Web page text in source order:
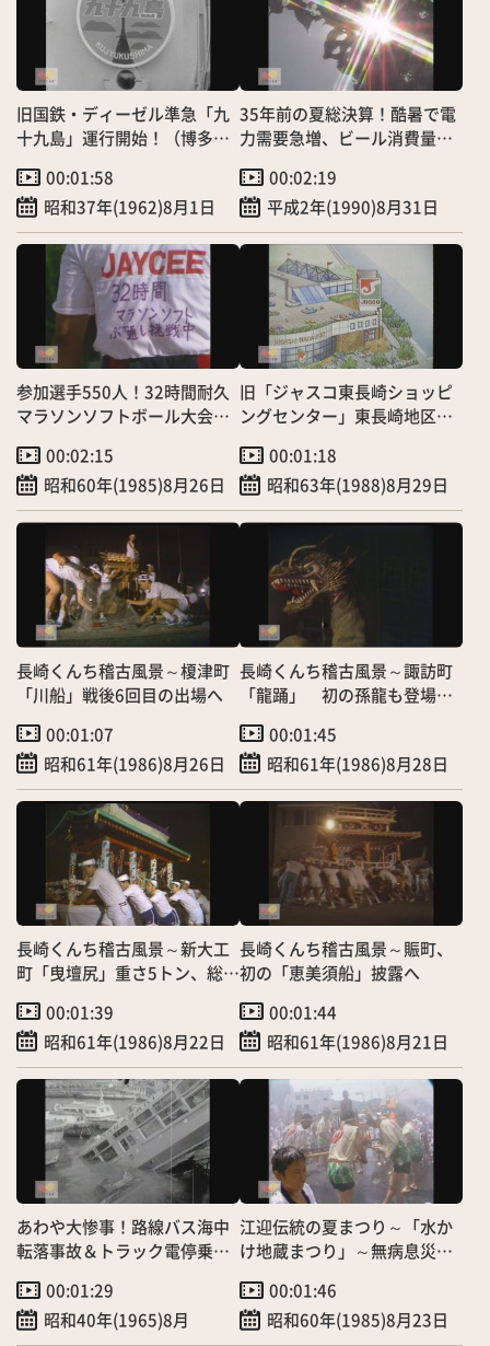
旧国鉄・ディーゼル準急「九
十九島」運行開始！（博多～
00:01:58
昭和37年(1962)8月1日
35年前の夏総決算！酷暑で電
力需要急増、ビール消費量ウ
00:02:19
平成2年(1990)8月31日
参加選手550人！32時間耐久
マラソンソフトボール大会～
303－284 市民チーム」
00:02:15
昭和60年(1985)8月26日
旧「ジャスコ東長崎ショッピ
ングセンター」東長崎地区に
00:01:18
昭和63年(1988)8月29日
長崎くんち稽古風景～榎津町
「川船」戦後6回目の出場へ
00:01:07
昭和61年(1986)8月26日
長崎くんち稽古風景～諏訪町
「龍踊」 初の孫龍も登場
00:01:45
昭和61年(1986)8月28日
長崎くんち稽古風景～新大工
町「曳壇尻」重さ5トン、総ヒ
00:01:39
昭和61年(1986)8月22日
長崎くんち稽古風景～賑町、
初の「恵美須船」披露へ
00:01:44
昭和61年(1986)8月21日
あわや大惨事！路線バス海中
転落事故＆トラック電停乗り
00:01:29
昭和40年(1965)8月
江迎伝統の夏まつり～「水か
け地蔵まつり」～無病息災、
00:01:46
昭和60年(1985)8月23日